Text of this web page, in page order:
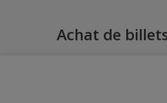
Achat de